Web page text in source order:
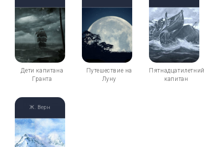
Дети капитана
Гранта
Путешествие на
Луну
Пятнадцатилетний
капитан
Ж. Верн